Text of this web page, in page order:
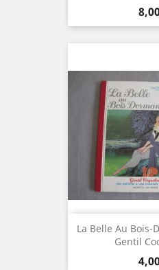
Prix
La Belle Au Bois-
Gentil
Prix